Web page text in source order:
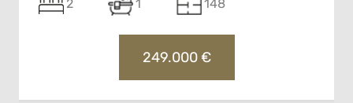
2 1 148
249.000 €